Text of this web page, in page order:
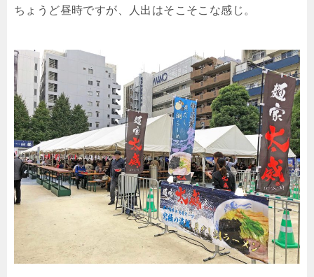
ちょうど昼時ですが、人出はそこそこな感じ。